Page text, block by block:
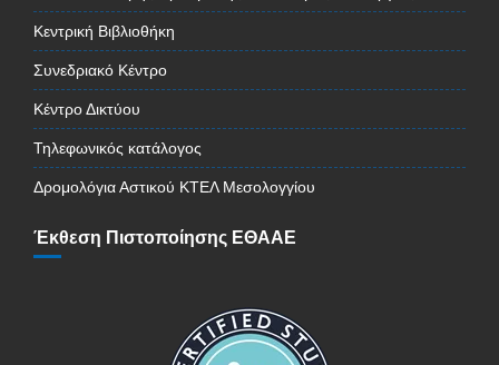
Κεντρική Βιβλιοθήκη
Συνεδριακό Κέντρο
Κέντρο Δικτύου
Τηλεφωνικός κατάλογος
Δρομολόγια Αστικού ΚΤΕΛ Μεσολογγίου
Έκθεση Πιστοποίησης ΕΘΑΑΕ